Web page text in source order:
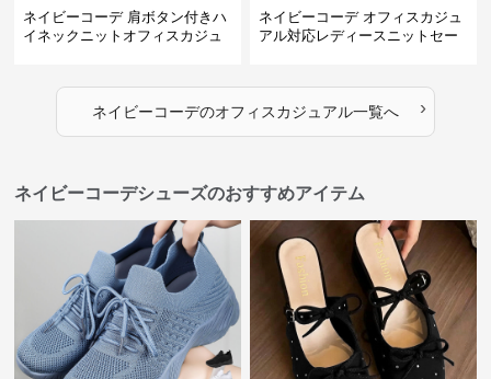
ネイビーコーデ 肩ボタン付きハ
イネックニットオフィスカジュ
ネイビーコーデ オフィスカジュ
アル対応レディースニットセー
ネイビーコーデのオフィスカジュアル一覧へ ›
ネイビーコーデシューズのおすすめアイテム